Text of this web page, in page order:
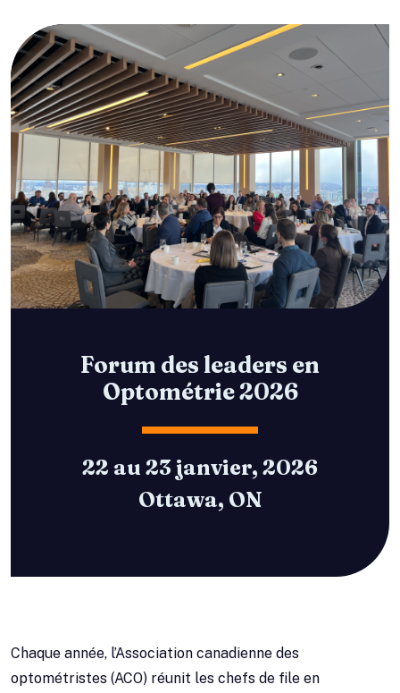
Forum des leaders en
Optométrie 2026
22 au 23 janvier, 2026
Ottawa, ON
Chaque année, l’Association canadienne des
optométristes (ACO) réunit les chefs de file en